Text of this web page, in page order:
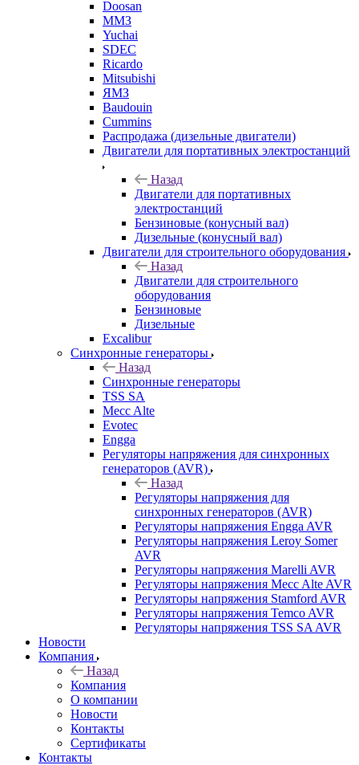
Doosan
ММЗ
Yuchai
SDEC
Ricardo
Mitsubishi
ЯМЗ
Baudouin
Cummins
Распродажа (дизельные двигатели)
Двигатели для портативных электростанций
Назад
Двигатели для портативных
электростанций
Бензиновые (конусный вал)
Дизельные (конусный вал)
Двигатели для строительного оборудования
Назад
Двигатели для строительного
оборудования
Бензиновые
Дизельные
Excalibur
Синхронные генераторы
Назад
Синхронные генераторы
TSS SA
Mecc Alte
Evotec
Engga
Регуляторы напряжения для синхронных
генераторов (AVR)
Назад
Регуляторы напряжения для
синхронных генераторов (AVR)
Регуляторы напряжения Engga AVR
Регуляторы напряжения Leroy Somer
AVR
Регуляторы напряжения Marelli AVR
Регуляторы напряжения Mecc Alte AVR
Регуляторы напряжения Stamford AVR
Регуляторы напряжения Temco AVR
Регуляторы напряжения TSS SA AVR
Новости
Компания
Назад
Компания
О компании
Новости
Контакты
Сертификаты
Контакты